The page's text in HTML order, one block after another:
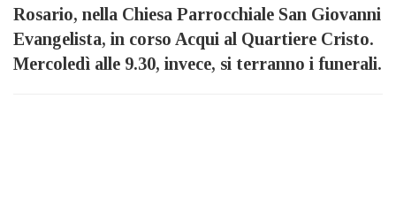
Rosario, nella Chiesa Parrocchiale San Giovanni
Evangelista, in corso Acqui al Quartiere Cristo.
Mercoledì alle 9.30, invece, si terranno i funerali.